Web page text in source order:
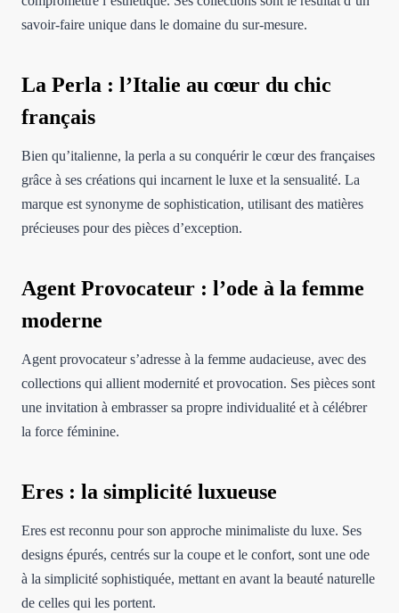
savoir-faire unique dans le domaine du sur-mesure.
La Perla : l’Italie au cœur du chic
français
Bien qu’italienne, la perla a su conquérir le cœur des françaises
grâce à ses créations qui incarnent le luxe et la sensualité. La
marque est synonyme de sophistication, utilisant des matières
précieuses pour des pièces d’exception.
Agent Provocateur : l’ode à la femme
moderne
Agent provocateur s’adresse à la femme audacieuse, avec des
collections qui allient modernité et provocation. Ses pièces sont
une invitation à embrasser sa propre individualité et à célébrer
la force féminine.
Eres : la simplicité luxueuse
Eres est reconnu pour son approche minimaliste du luxe. Ses
designs épurés, centrés sur la coupe et le confort, sont une ode
à la simplicité sophistiquée, mettant en avant la beauté naturelle
de celles qui les portent.